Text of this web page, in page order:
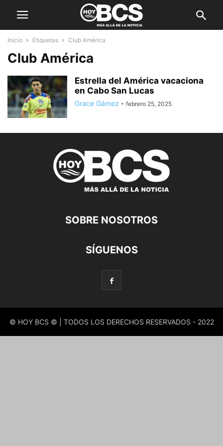
Inicio Etiquetas Club América
Club América
Estrella del América vacaciona
en Cabo San Lucas
Grace Gámez - febrero 25, 2025
SOBRE NOSOTROS
SÍGUENOS
© HOY BCS © | TODOS LOS DERECHOS RESERVADOS - 2022